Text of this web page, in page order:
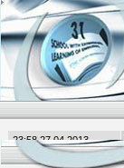
23:58 27.04.2013